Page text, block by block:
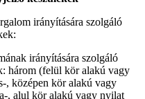
irányítására szolgáló
irányítására szolgáló
három (felül kör alakú vagy
, középen kör alakú vagy
, alul kör alakú vagy nyilat